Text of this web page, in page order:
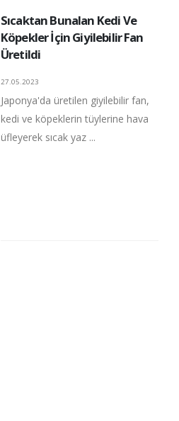
Sıcaktan Bunalan Kedi Ve
Köpekler İçin Giyilebilir Fan
Üretildi
27.05.2023
Japonya'da üretilen giyilebilir fan,
kedi ve köpeklerin tüylerine hava
üfleyerek sıcak yaz ...